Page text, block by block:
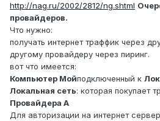
http://nag.ru/2002/2812/ng.shtml
провайдеров.
Что нужно:
получать интернет траффик через
другому провайдеру через пиринг.
вот что имеется:
Компьютер Мойподключенный к
Локальная сеть: которая покупает
Провайдера А
Для авторизации на интернет